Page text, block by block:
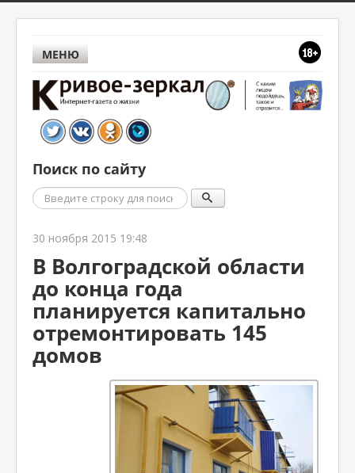
МЕНЮ
Поиск по сайту
Поиск
30 ноября 2015 19:48
В Волгоградской области
до конца года
планируется капитально
отремонтировать 145
домов